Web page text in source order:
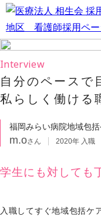
自分のペースで
私らしく働ける
Interview
福岡みらい病院地域包
m.oさん 2020年 入職
学生にも対しても
入職してすぐ地域包括ケ